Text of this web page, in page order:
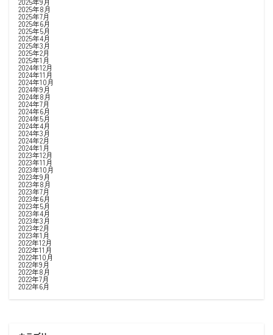
2025年8月
2025年7月
2025年6月
2025年5月
2025年4月
2025年3月
2025年2月
2025年1月
2024年12月
2024年11月
2024年10月
2024年9月
2024年8月
2024年7月
2024年6月
2024年5月
2024年4月
2024年3月
2024年2月
2024年1月
2023年12月
2023年11月
2023年10月
2023年9月
2023年8月
2023年7月
2023年6月
2023年5月
2023年4月
2023年3月
2023年2月
2023年1月
2022年12月
2022年11月
2022年10月
2022年9月
2022年8月
2022年7月
2022年6月